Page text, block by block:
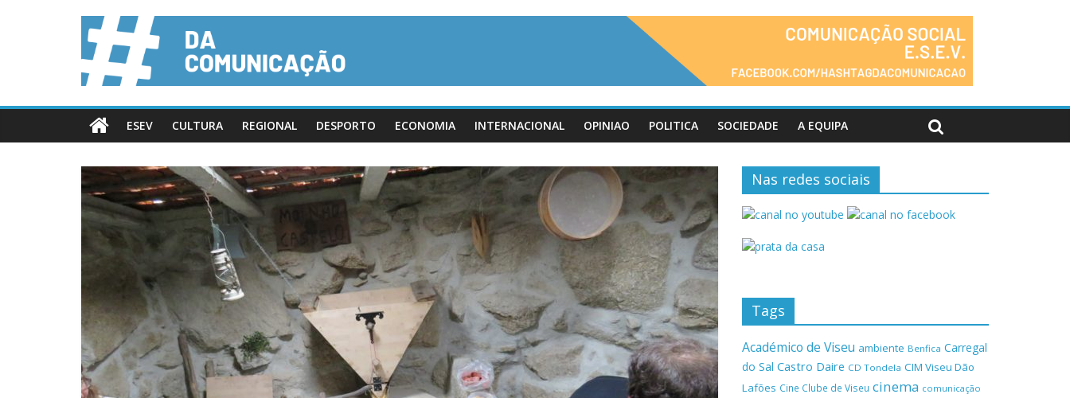
ESEV CULTURA REGIONAL DESPORTO ECONOMIA INTERNACIONAL OPINIAO POLITICA SOCIEDADE A EQUIPA
Nas redes sociais
Tags
Académico de Viseu ambiente Benfica Carregal
do Sal Castro Daire CD Tondela CIM Viseu Dão
Lafões Cine Clube de Viseu cinema comunicação